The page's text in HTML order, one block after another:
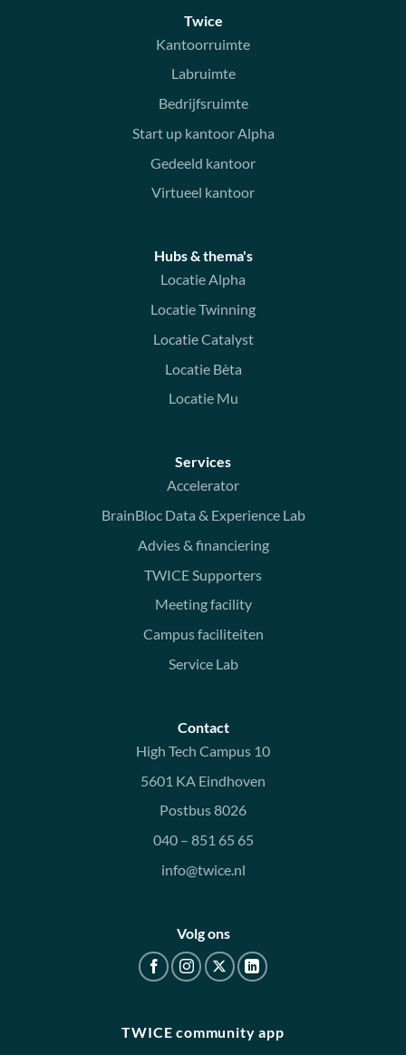
Twice
Kantoorruimte
Labruimte
Bedrijfsruimte
Start up kantoor Alpha
Gedeeld kantoor
Virtueel kantoor
Hubs & thema's
Locatie Alpha
Locatie Twinning
Locatie Catalyst
Locatie Bèta
Locatie Mu
Services
Accelerator
BrainBloc Data & Experience Lab
Advies & financiering
TWICE Supporters
Meeting facility
Campus faciliteiten
Service Lab
Contact
High Tech Campus 10
5601 KA Eindhoven
Postbus 8026
040 – 851 65 65
info@twice.nl
Volg ons
TWICE community app